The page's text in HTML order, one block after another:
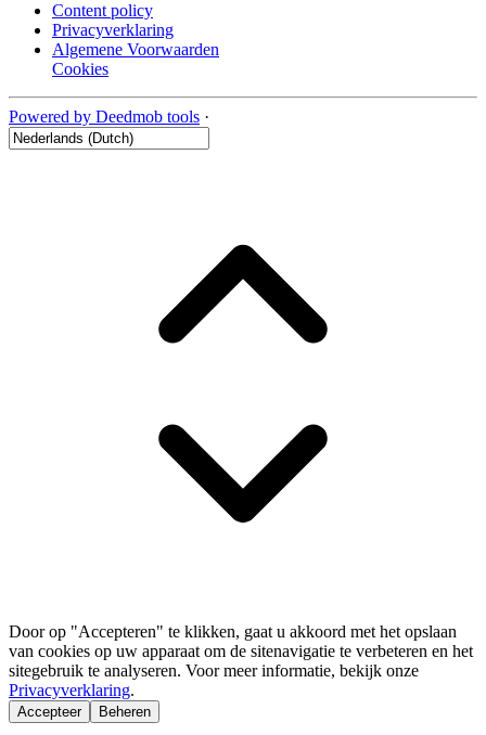
Content policy
Privacyverklaring
Algemene Voorwaarden
Cookies
Powered by Deedmob tools ·
Door op "Accepteren" te klikken, gaat u akkoord met het opslaan
van cookies op uw apparaat om de sitenavigatie te verbeteren en het
sitegebruik te analyseren. Voor meer informatie, bekijk onze
Privacyverklaring.
Accepteer Beheren